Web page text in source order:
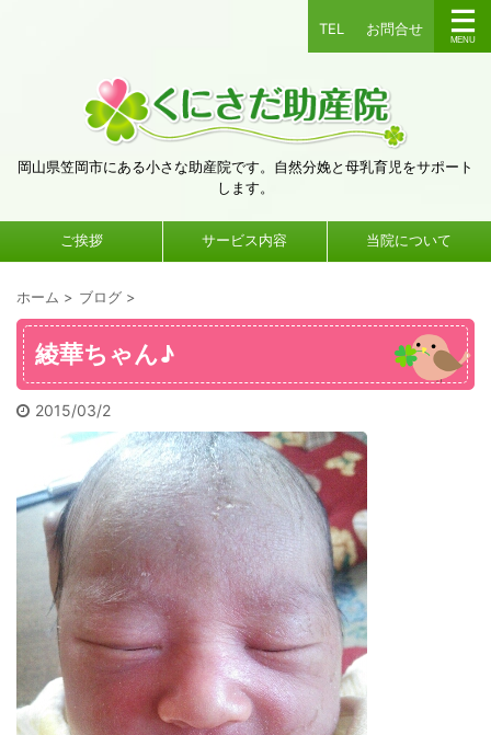
TEL お問合せ
岡山県笠岡市にある小さな助産院です。自然分娩と母乳育児をサポート
します。
ご挨拶 サービス内容 当院について
ホーム > ブログ >
綾華ちゃん♪
2015/03/2